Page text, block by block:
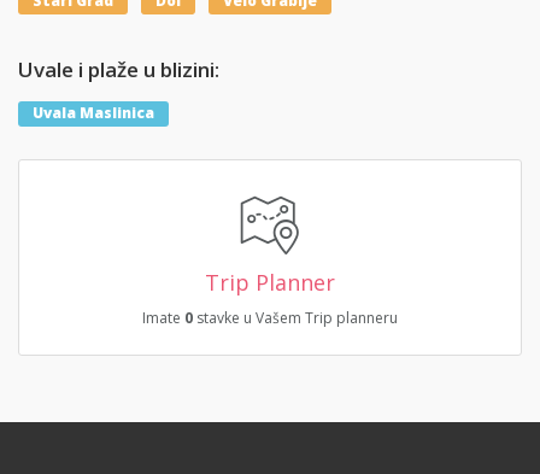
Uvale i plaže u blizini:
Uvala Maslinica
Trip Planner
Imate 0 stavke u Vašem Trip planneru